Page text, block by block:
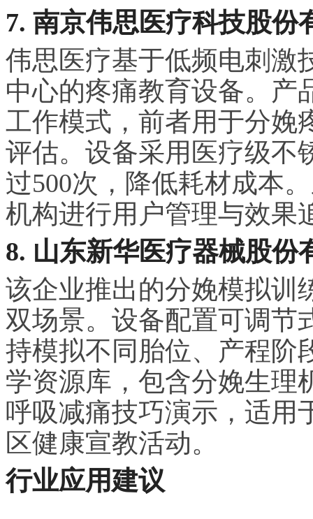
7. 南京伟思医疗科技股份
伟思医疗基于低频电刺激
中心的疼痛教育设备。产
工作模式，前者用于分娩
评估。设备采用医疗级不
过500次，降低耗材成本
机构进行用户管理与效果
8. 山东新华医疗器械股份
该企业推出的分娩模拟训
双场景。设备配置可调节
持模拟不同胎位、产程阶
学资源库，包含分娩生理
呼吸减痛技巧演示，适用
区健康宣教活动。
行业应用建议